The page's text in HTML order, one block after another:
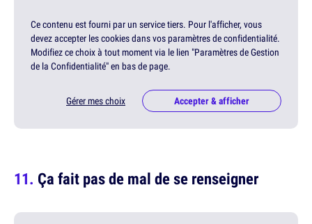
Ce contenu est fourni par un service tiers. Pour l'afficher, vous
devez accepter les cookies dans vos paramètres de confidentialité.
Modifiez ce choix à tout moment via le lien "Paramètres de Gestion
de la Confidentialité" en bas de page.
Gérer mes choix Accepter & afficher
Ça fait pas de mal de se renseigner